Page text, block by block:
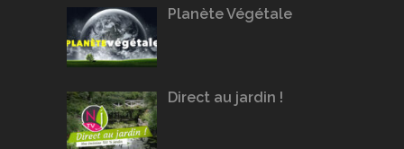
Planète Végétale
Direct au jardin !